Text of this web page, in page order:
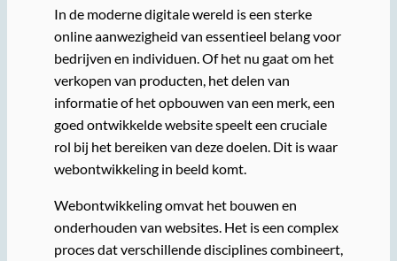
In de moderne digitale wereld is een sterke
online aanwezigheid van essentieel belang voor
bedrijven en individuen. Of het nu gaat om het
verkopen van producten, het delen van
informatie of het opbouwen van een merk, een
goed ontwikkelde website speelt een cruciale
rol bij het bereiken van deze doelen. Dit is waar
webontwikkeling in beeld komt.
Webontwikkeling omvat het bouwen en
onderhouden van websites. Het is een complex
proces dat verschillende disciplines combineert,